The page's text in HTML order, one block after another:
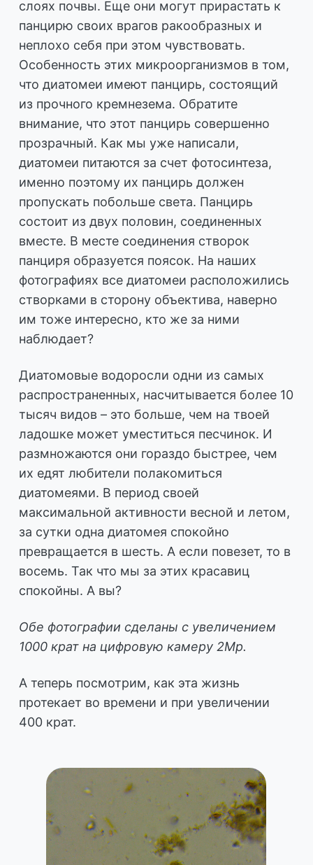
слоях почвы. Еще они могут прирастать к
панцирю своих врагов ракообразных и
неплохо себя при этом чувствовать.
Особенность этих микроорганизмов в том,
что диатомеи имеют панцирь, состоящий
из прочного кремнезема. Обратите
внимание, что этот панцирь совершенно
прозрачный. Как мы уже написали,
диатомеи питаются за счет фотосинтеза,
именно поэтому их панцирь должен
пропускать побольше света. Панцирь
состоит из двух половин, соединенных
вместе. В месте соединения створок
панциря образуется поясок. На наших
фотографиях все диатомеи расположились
створками в сторону объектива, наверно
им тоже интересно, кто же за ними
наблюдает?
Диатомовые водоросли одни из самых
распространенных, насчитывается более 10
тысяч видов – это больше, чем на твоей
ладошке может уместиться песчинок. И
размножаются они гораздо быстрее, чем
их едят любители полакомиться
диатомеями. В период своей
максимальной активности весной и летом,
за сутки одна диатомея спокойно
превращается в шесть. А если повезет, то в
восемь. Так что мы за этих красавиц
спокойны. А вы?
Обе фотографии сделаны с увеличением
1000 крат на цифровую камеру 2Мр.
А теперь посмотрим, как эта жизнь
протекает во времени и при увеличении
400 крат.